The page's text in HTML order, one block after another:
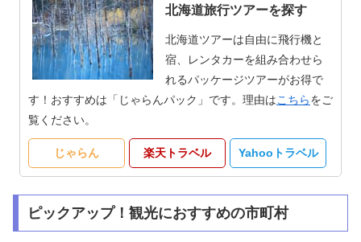
北海道旅行ツアーを探す
北海道ツアーは自由に飛行機と
宿、レンタカーを組み合わせら
れるパッケージツアーがお得で
す！おすすめは「じゃらんパック」です。理由はこちらをご
覧ください。
じゃらん 楽天トラベル Yahooトラベル
ピックアップ！観光におすすめの市町村